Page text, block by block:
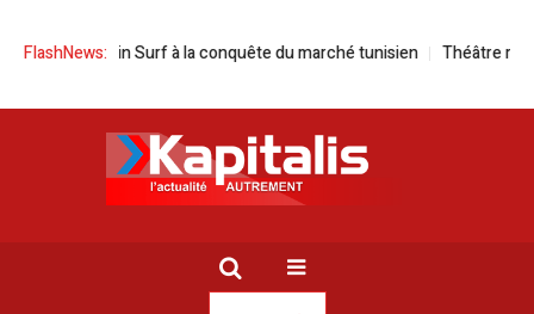
FlashNews:
Dolphin Surf à la conquête du marché tunisien Théâtre municipal